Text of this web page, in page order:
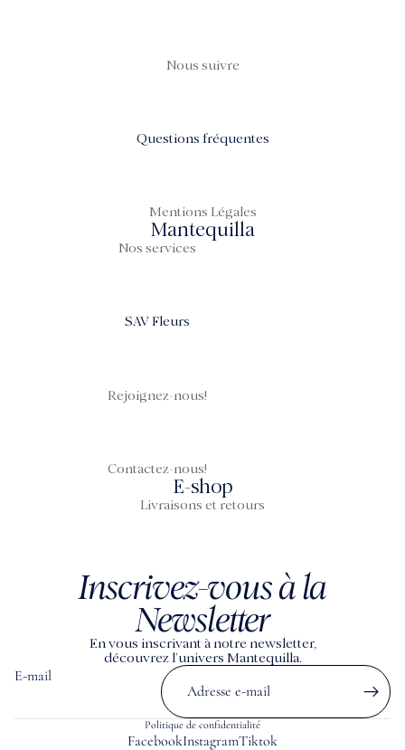
Nous suivre
Questions fréquentes
Mentions Légales
Mantequilla
Nos services
SAV Fleurs
Rejoignez-nous!
Contactez-nous!
E-shop
Livraisons et retours
Inscrivez-vous à la
Newsletter
En vous inscrivant à notre newsletter,
découvrez l’univers Mantequilla.
E-mail
Politique de confidentialité
FacebookInstagramTiktok